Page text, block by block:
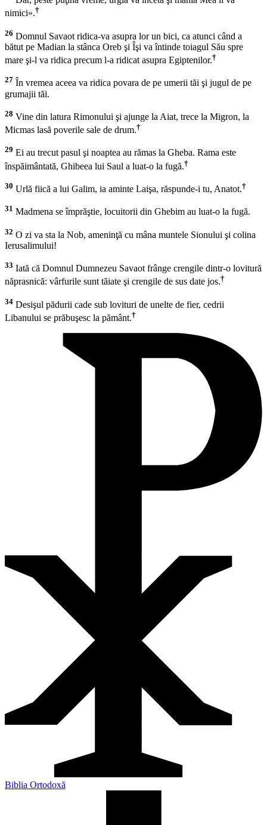
nimici».†
26 Domnul Savaot ridica-va asupra lor un bici, ca atunci când a
bătut pe Madian la stânca Oreb şi Îşi va întinde toiagul Său spre
mare şi-l va ridica precum l-a ridicat asupra Egiptenilor.†
27 În vremea aceea va ridica povara de pe umerii tăi şi jugul de pe
grumajii tăi.
28 Vine din latura Rimonului şi ajunge la Aiat, trece la Migron, la
Micmas lasă poverile sale de drum.†
29 Ei au trecut pasul şi noaptea au rămas la Gheba. Rama este
înspăimântată, Ghibeea lui Saul a luat-o la fugă.†
30 Urlă fiică a lui Galim, ia aminte Laişa, răspunde-i tu, Anatot.†
31 Madmena se împrăştie, locuitorii din Ghebim au luat-o la fugă.
32 O zi va sta la Nob, ameninţă cu mâna muntele Sionului şi colina
Ierusalimului!
33 Iată că Domnul Dumnezeu Savaot frânge crengile dintr-o lovitură
năprasnică: vârfurile sunt tăiate şi crengile de sus date jos.†
34 Desişul pădurii cade sub lovituri de unelte de fier, cedrii
Libanului se prăbuşesc la pământ.†
Biblia Ortodoxă